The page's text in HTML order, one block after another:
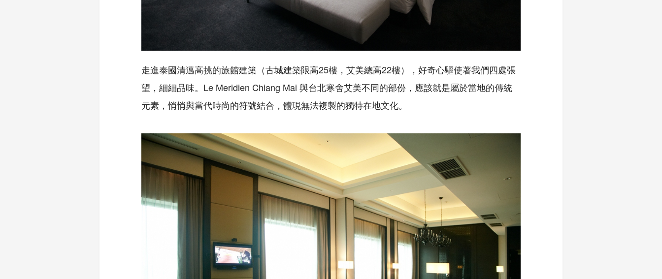
走進泰國清邁高挑的旅館建築（古城建築限高25樓，艾美總高22樓），好奇心驅使著我們四處張
望，細細品味。Le Meridien Chiang Mai 與台北寒舍艾美不同的部份，應該就是屬於當地的傳統
元素，悄悄與當代時尚的符號結合，體現無法複製的獨特在地文化。